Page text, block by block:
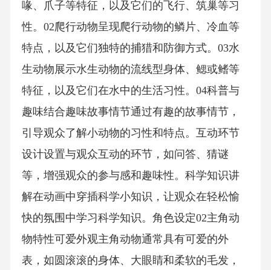
喙、爪子等特征，以及它们的飞行、筑巢等习
性。02爬行动物呈现爬行动物的鳞片、冷血等
特点，以及它们独特的捕猎和防御方式。03水
生动物展示水生动物的流线型身体、鳃或鳍等
特征，以及它们在水中的生活习性。04科普与
趣味结合趣味故事情节通过有趣的故事情节，
引导观众了解小动物的习性和特点。互动环节
设计设置与观众互动的环节，如问答、猜谜
等，增强观众的参与感和趣味性。科学知识讲
解在动画中穿插科学小知识，让观众在轻松愉
快的氛围中学习科学知识。角色设定02主角动
物特性可爱外观主角动物通常具有可爱的外
表，如圆滚滚的身体、大眼睛和柔软的毛发，